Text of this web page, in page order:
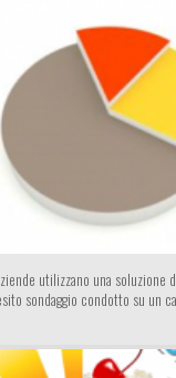
utilizzano una soluzione
sondaggio condotto su un